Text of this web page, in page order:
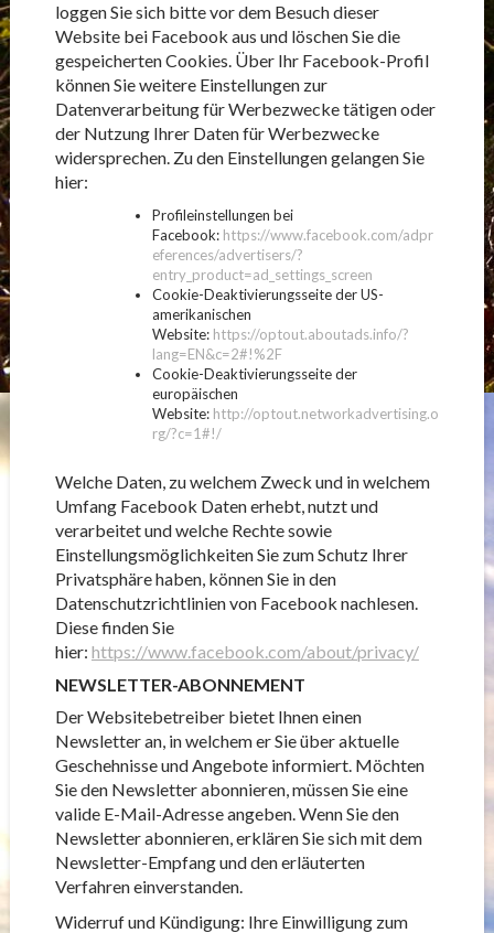
loggen Sie sich bitte vor dem Besuch dieser
Website bei Facebook aus und löschen Sie die
gespeicherten Cookies. Über Ihr Facebook-Profil
können Sie weitere Einstellungen zur
Datenverarbeitung für Werbezwecke tätigen oder
der Nutzung Ihrer Daten für Werbezwecke
widersprechen. Zu den Einstellungen gelangen Sie
hier:
Profileinstellungen bei
Facebook: https://www.facebook.com/adpr
eferences/advertisers/?
entry_product=ad_settings_screen
Cookie-Deaktivierungsseite der US-
amerikanischen
Website: https://optout.aboutads.info/?
lang=EN&c=2#!%2F
Cookie-Deaktivierungsseite der
europäischen
Website: http://optout.networkadvertising.o
rg/?c=1#!/
Welche Daten, zu welchem Zweck und in welchem
Umfang Facebook Daten erhebt, nutzt und
verarbeitet und welche Rechte sowie
Einstellungsmöglichkeiten Sie zum Schutz Ihrer
Privatsphäre haben, können Sie in den
Datenschutzrichtlinien von Facebook nachlesen.
Diese finden Sie
hier: https://www.facebook.com/about/privacy/
NEWSLETTER-ABONNEMENT
Der Websitebetreiber bietet Ihnen einen
Newsletter an, in welchem er Sie über aktuelle
Geschehnisse und Angebote informiert. Möchten
Sie den Newsletter abonnieren, müssen Sie eine
valide E-Mail-Adresse angeben. Wenn Sie den
Newsletter abonnieren, erklären Sie sich mit dem
Newsletter-Empfang und den erläuterten
Verfahren einverstanden.
Widerruf und Kündigung: Ihre Einwilligung zum